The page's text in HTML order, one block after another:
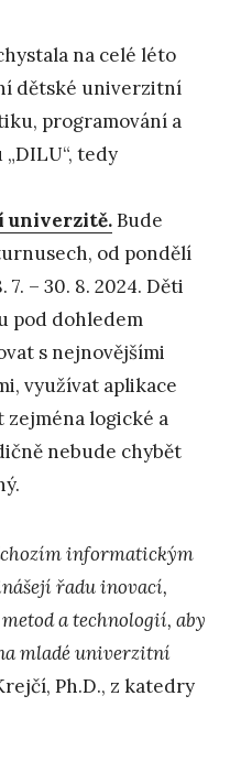
na celé léto
dětské univerzitní
programování a
tedy
univerzitě.Bude
od pondělí
– 30. 8. 2024. Děti
pod dohledem
s nejnovějšími
využívat aplikace
zejména logické a
nebude chybět
informatickým
řadu inovací,
a technologií, aby
mladé univerzitní
Ph.D., z katedry